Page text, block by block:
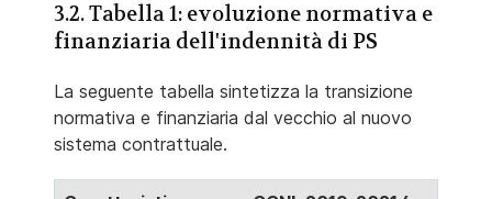
3.2. Tabella 1: evoluzione normativa e
finanziaria dell'indennità di PS
La seguente tabella sintetizza la transizione
normativa e finanziaria dal vecchio al nuovo
sistema contrattuale.